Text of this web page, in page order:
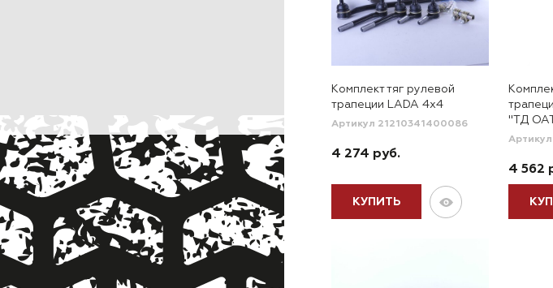
Комплект тяг рулевой
трапеции LADA 4x4
Артикул 21210341400086
4 274 руб.
КУПИТЬ
"ТД
4 562